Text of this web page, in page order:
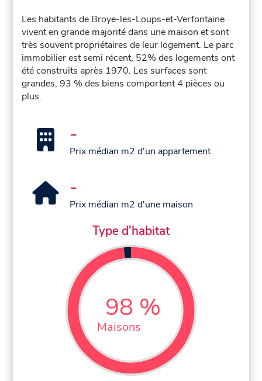
Les habitants de Broye-les-Loups-et-Verfontaine
vivent en grande majorité dans une maison et sont
très souvent propriétaires de leur logement. Le parc
immobilier est semi récent, 52% des logements ont
été construits après 1970. Les surfaces sont
grandes, 93 % des biens comportent 4 pièces ou
plus.
-
Prix médian m2 d'un appartement
-
Prix médian m2 d'une maison
Type d'habitat
98 %
Maisons